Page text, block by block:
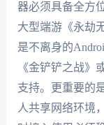
器必须具备全方
大型端游《永劫
是不离身的
《金铲铲之战》
支持。更重要的
人共享网络环境